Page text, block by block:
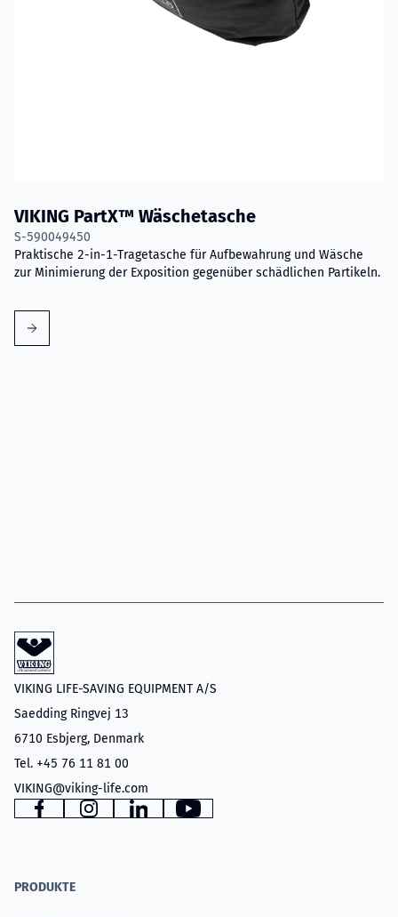
VIKING PartX™ Wäschetasche
S-590049450
Praktische 2-in-1-Tragetasche für Aufbewahrung und Wäsche
zur Minimierung der Exposition gegenüber schädlichen Partikeln.
VIKING LIFE-SAVING EQUIPMENT A/S
Saedding Ringvej 13
6710 Esbjerg, Denmark
Tel. +45 76 11 81 00
VIKING@viking-life.com
www.facebook.com
www.instagram.com
www.linkedin.com
YouTube
PRODUKTE